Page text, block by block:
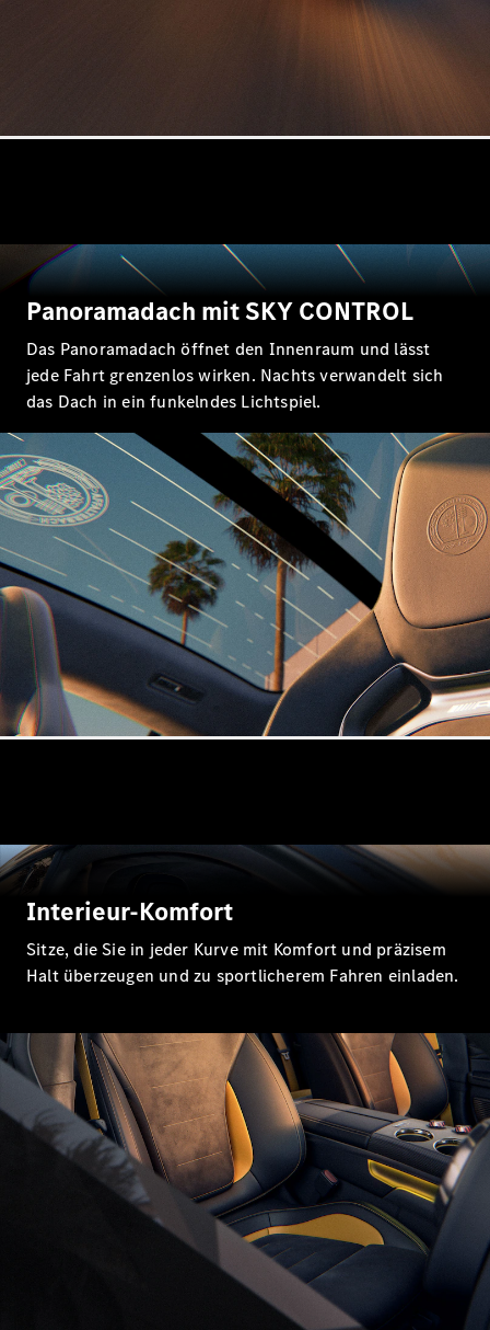
Mercedes-
GLA Neu
GLB Elektrisch
GLB
GLC
GLC Coupé
GLE
Neu
Coupé
Neu
Neu
Mercedes-
Maybach
GLS
Neu
G-
Klasse
Elektrisch
G-Klasse
Konfigurator
Probefahrt
Mercedes-
Benz Store
CLA
Shooting
Brake
Elektrisch
CLA
Shooting
Brake
Neu
C-Klasse T-
Modell
C-Klasse T-
Panoramadach mit SKY CONTROL
Das Panoramadach öffnet den Innenraum und lässt
jede Fahrt grenzenlos wirken. Nachts verwandelt sich
das Dach in ein funkelndes Lichtspiel.
Interieur-Komfort
Sitze, die Sie in jeder Kurve mit Komfort und präzisem
Halt überzeugen und zu sportlicherem Fahren einladen.